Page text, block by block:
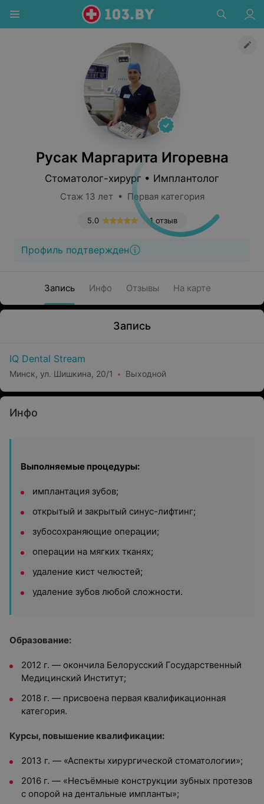
Русак Маргарита Игоревна
Стоматолог-хирург • Имплантолог
Стаж 13 лет • Первая категория
1 отзыв
5.0
Профиль подтвержден
Запись Инфо Отзывы На карте
Запись
IQ Dental Stream
Минск, ул. Шишкина, 20/1 Выходной
Инфо
Выполняемые процедуры:
имплантация зубов;
открытый и закрытый синус-лифтинг;
зубосохраняющие операции;
операции на мягких тканях;
удаление кист челюстей;
удаление зубов любой сложности.
Образование:
2012 г. — окончила Белорусский Государственный
Медицинский Институт;
2018 г. — присвоена первая квалификационная
категория.
Курсы, повышение квалификации:
2013 г. — «Аспекты хирургической стоматологии»;
2016 г. — «Несъёмные конструкции зубных протезов
с опорой на дентальные импланты»;